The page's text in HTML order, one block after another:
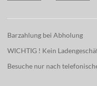
Barzahlung bei Abholung
WICHTIG ! Kein
Besuche nur nach